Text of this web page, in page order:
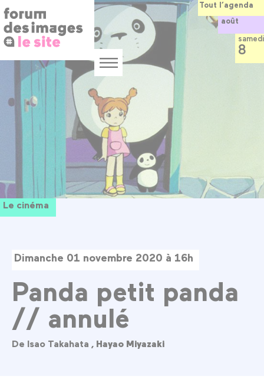
Panneau de gestion des cookies
au
contenu
principal
Menu
Le cinéma
Dimanche 01 novembre 2020 à 16h
Panda petit panda
// annulé
De Isao Takahata , Hayao Miyazaki
Tout l’agenda
août
samedi
8